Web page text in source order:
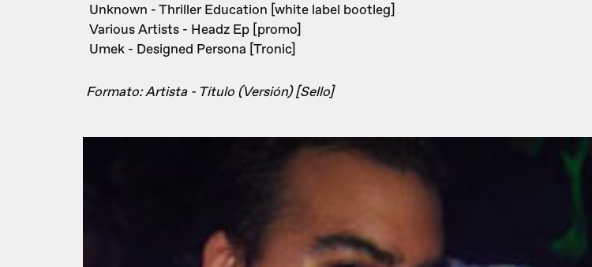
Unknown - Thriller Education [white label bootleg]
Various Artists - Headz Ep [promo]
Umek - Designed Persona [Tronic]
Formato: Artista - Título (Versión) [Sello]